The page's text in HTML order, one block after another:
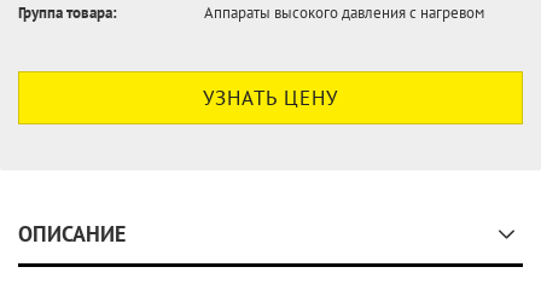
Группа товара:
Аппараты высокого давления с нагревом
УЗНАТЬ ЦЕНУ
ОПИСАНИЕ